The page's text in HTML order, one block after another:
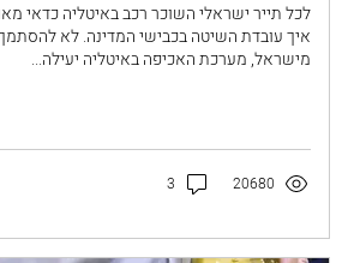
לכל תייר ישראלי השוכר רכב באיטליה כדאי
איך עובדת השיטה בכבישי המדינה. לא
מישראל, מערכת האכיפה באיטליה יעילה...
20680
3